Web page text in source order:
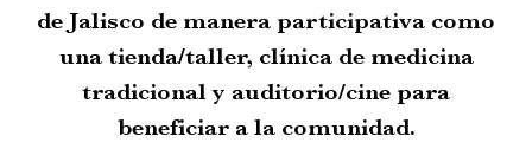
de Jalisco de manera participativa como
una tienda/taller, clínica de medicina
tradicional y auditorio/cine para
beneficiar a la comunidad.